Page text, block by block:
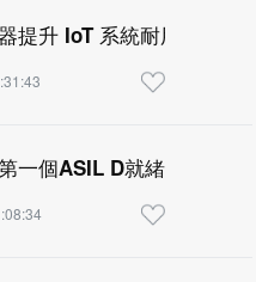
提升 IoT 系統耐用性
一個ASIL D就緒並具備整